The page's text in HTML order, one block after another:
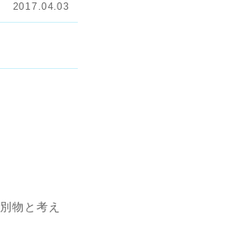
2017.04.03
物と考え